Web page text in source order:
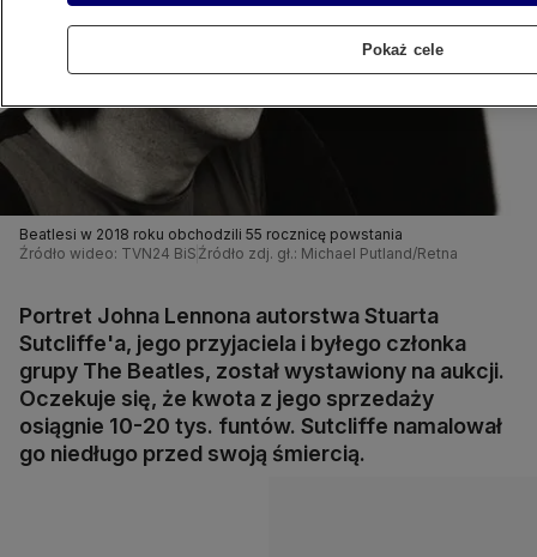
Beatlesi w 2018 roku obchodzili 55 rocznicę powstania
Źródło wideo: TVN24 BiS Źródło zdj. gł.: Michael Putland/Retna
Portret Johna Lennona autorstwa Stuarta
Sutcliffe'a, jego przyjaciela i byłego członka
grupy The Beatles, został wystawiony na aukcji.
Oczekuje się, że kwota z jego sprzedaży
osiągnie 10-20 tys. funtów. Sutcliffe namalował
go niedługo przed swoją śmiercią.
Pokaż cele